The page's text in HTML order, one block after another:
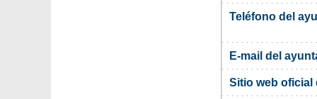
Teléfono del
E-mail del
Sitio web oficial